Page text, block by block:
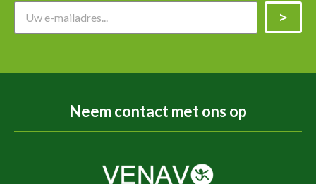
Neem contact met ons op